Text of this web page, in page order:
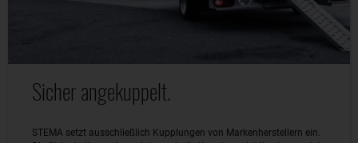
Sicher angekuppelt.
STEMA setzt ausschließlich Kupplungen von Markenherstellern ein.